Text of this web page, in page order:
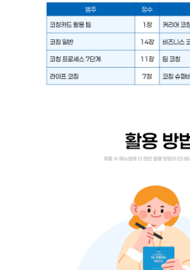
인싸이트는 '학지사 심리검사연구소'의 새 이